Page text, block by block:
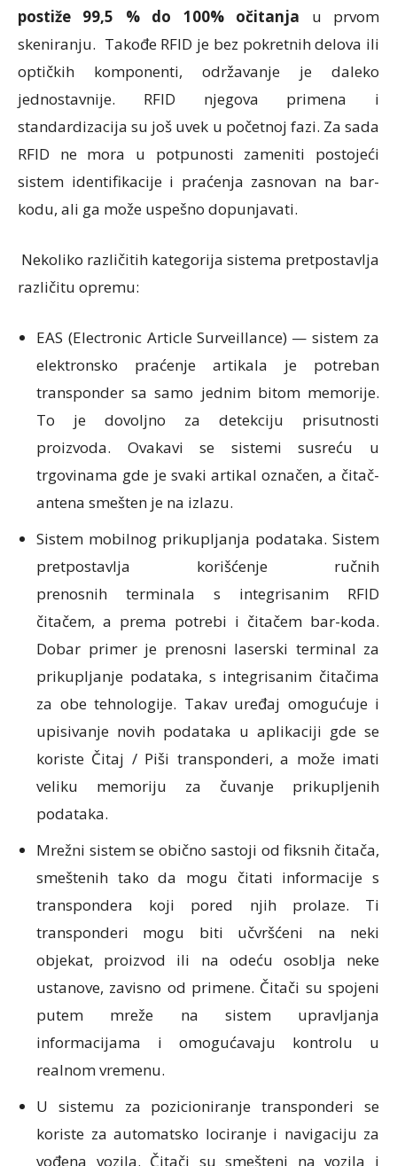
postiže 99,5 % do 100% očitanja u prvom
skeniranju. Takođe RFID je bez pokretnih delova ili
optičkih komponenti, održavanje je daleko
jednostavnije. RFID njegova primena i
standardizacija su još uvek u početnoj fazi. Za sada
RFID ne mora u potpunosti zameniti postojeći
sistem identifikacije i praćenja zasnovan na bar-
kodu, ali ga može uspešno dopunjavati.
Nekoliko različitih kategorija sistema pretpostavlja
različitu opremu:
EAS (Electronic Article Surveillance) — sistem za
elektronsko praćenje artikala je potreban
transponder sa samo jednim bitom memorije.
To je dovoljno za detekciju prisutnosti
proizvoda. Ovakavi se sistemi susreću u
trgovinama gde je svaki artikal označen, a čitač-
antena smešten je na izlazu.
Sistem mobilnog prikupljanja podataka. Sistem
pretpostavlja korišćenje ručnih
prenosnih terminala s integrisanim RFID
čitačem, a prema potrebi i čitačem bar-koda.
Dobar primer je prenosni laserski terminal za
prikupljanje podataka, s integrisanim čitačima
za obe tehnologije. Takav uređaj omogućuje i
upisivanje novih podataka u aplikaciji gde se
koriste Čitaj / Piši transponderi, a može imati
veliku memoriju za čuvanje prikupljenih
podataka.
Mrežni sistem se obično sastoji od fiksnih čitača,
smeštenih tako da mogu čitati informacije s
transpondera koji pored njih prolaze. Ti
transponderi mogu biti učvršćeni na neki
objekat, proizvod ili na odeću osoblja neke
ustanove, zavisno od primene. Čitači su spojeni
putem mreže na sistem upravljanja
informacijama i omogućavaju kontrolu u
realnom vremenu.
U sistemu za pozicioniranje transponderi se
koriste za automatsko lociranje i navigaciju za
vođena vozila. Čitači su smešteni na vozila i